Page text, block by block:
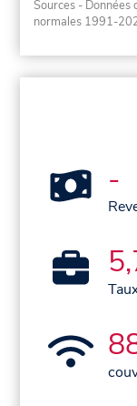
Sources - Données
normales 1991-
-